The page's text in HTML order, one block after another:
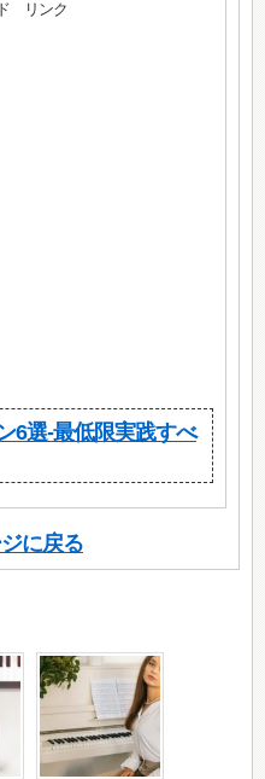
リンク
6選-最低限実践すべ
に戻る